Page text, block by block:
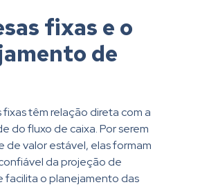
fixas e o
de
fixas têm relação direta com a
do fluxo de caixa. Por serem
de valor estável, elas formam
da projeção de
facilita o planejamento das